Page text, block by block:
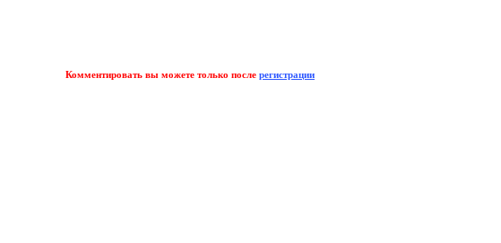
Комментировать вы можете только после регистрации